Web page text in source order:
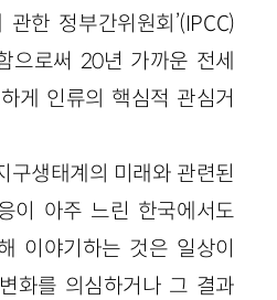
관한 정부간위원회’(IPCC)
으로써 20년 가까운 전세
게 인류의 핵심적 관심거
구생태계의 미래와 관련된
이 아주 느린 한국에서도
이야기하는 것은 일상이
화를 의심하거나 그 결과